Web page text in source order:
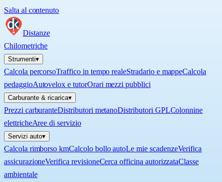
Salta al contenuto
Distanze
Chilometriche
Strumenti▾
Calcola percorsoTraffico in tempo realeStradario e mappeCalcola
pedaggioAutovelox e tutorOrari mezzi pubblici
Carburante & ricarica▾
Prezzi carburanteDistributori metanoDistributori GPLColonnine
elettricheAree di servizio
Servizi auto▾
Calcola rimborso kmCalcolo bollo autoLe mie scadenzeVerifica
assicurazioneVerifica revisioneCerca officina autorizzataClasse
ambientale